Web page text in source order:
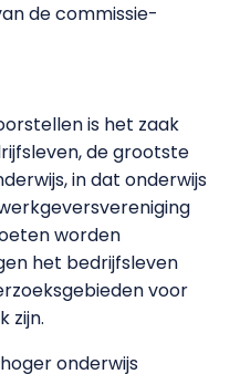
de commissie-
is het zaak
de grootste
in dat onderwijs
worden
het bedrijfsleven
voor
zijn.
onderwijs